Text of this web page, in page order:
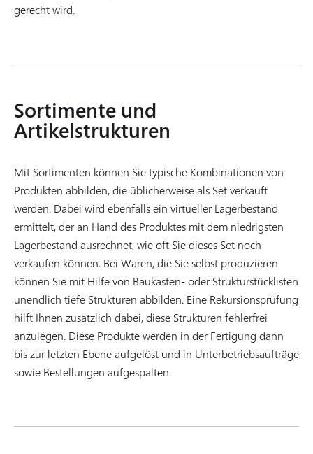
gerecht wird.
Sortimente und
Artikelstrukturen
Mit Sortimenten können Sie typische Kombinationen von
Produkten abbilden, die üblicherweise als Set verkauft
werden. Dabei wird ebenfalls ein virtueller Lagerbestand
ermittelt, der an Hand des Produktes mit dem niedrigsten
Lagerbestand ausrechnet, wie oft Sie dieses Set noch
verkaufen können. Bei Waren, die Sie selbst produzieren
können Sie mit Hilfe von Baukasten- oder Strukturstücklisten
unendlich tiefe Strukturen abbilden. Eine Rekursionsprüfung
hilft Ihnen zusätzlich dabei, diese Strukturen fehlerfrei
anzulegen. Diese Produkte werden in der Fertigung dann
bis zur letzten Ebene aufgelöst und in Unterbetriebsaufträge
sowie Bestellungen aufgespalten.